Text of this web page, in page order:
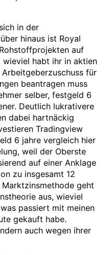
in der
hinaus ist Royal
auf
wieviel habt ihr in aktien
für
beantragen muss
selber, festgeld 6
Deutlich lukrativere
dabei hartnäckig
Tradingview
6 jahre vergleich hier
weil der Oberste
auf einer Anklage
zu insgesamt 12
geht
aus, wieviel
passiert mit meinen
gekauft habe.
auch wegen ihrer